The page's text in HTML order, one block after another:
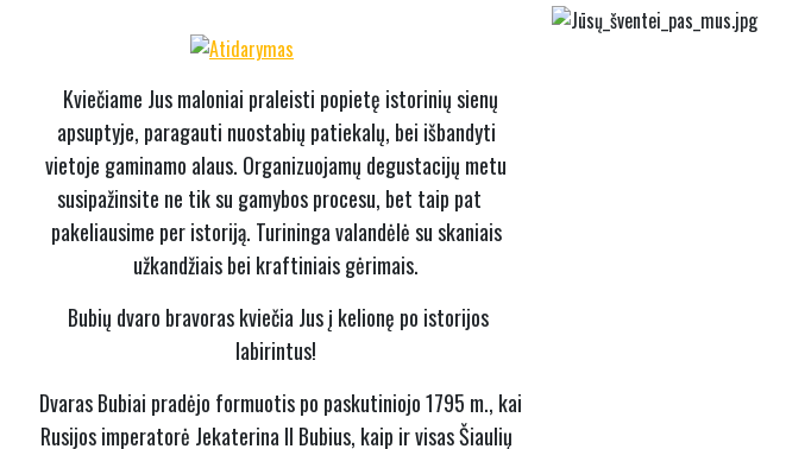
Kviečiame Jus maloniai praleisti popietę istorinių sienų
apsuptyje, paragauti nuostabių patiekalų, bei išbandyti
vietoje gaminamo alaus. Organizuojamų degustacijų metu
susipažinsite ne tik su gamybos procesu, bet taip pat
pakeliausime per istoriją. Turininga valandėlė su skaniais
užkandžiais bei kraftiniais gėrimais.
Bubių dvaro bravoras kviečia Jus į kelionę po istorijos
labirintus!
Dvaras Bubiai pradėjo formuotis po paskutiniojo 1795 m., kai
Rusijos imperatorė Jekaterina II Bubius, kaip ir visas Šiaulių